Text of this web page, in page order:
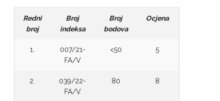
Redni
broj
Broj
indeksa
Broj
bodova
Ocjena
1.
007/21-
FA/V
<50 5
2.
039/22-
FA/V
80 8